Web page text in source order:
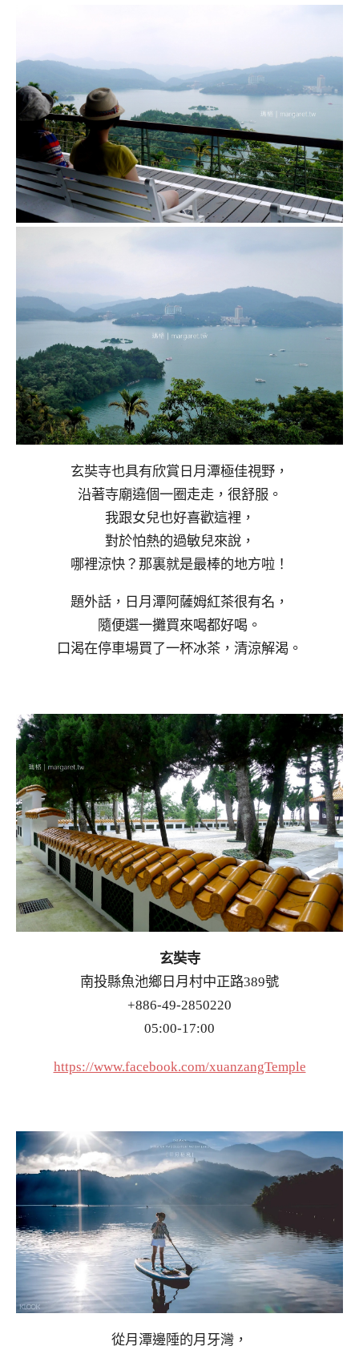
玄奘寺也具有欣賞日月潭極佳視野，
沿著寺廟遶個一圈走走，很舒服。
我跟女兒也好喜歡這裡，
對於怕熱的過敏兒來說，
哪裡涼快？那裏就是最棒的地方啦！
題外話，日月潭阿薩姆紅茶很有名，
隨便選一攤買來喝都好喝。
口渴在停車場買了一杯冰茶，清涼解渴。
玄奘寺
南投縣魚池鄉日月村中正路389號
+886-49-2850220
05:00-17:00
https://www.facebook.com/xuanzangTemple
從月潭邊陲的月牙灣，